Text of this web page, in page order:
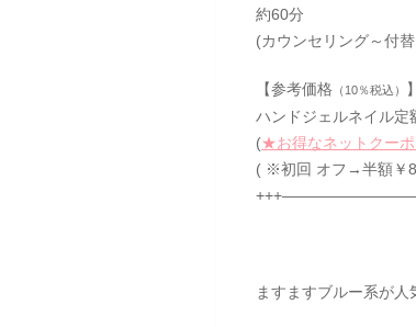
約60分
(カウンセリング～付
【参考価格 （10％税込）
】
ハンドジェルネイル
(★お得なネットクーポ
( ※初回 オフ→半額￥
ますますブルー系が人